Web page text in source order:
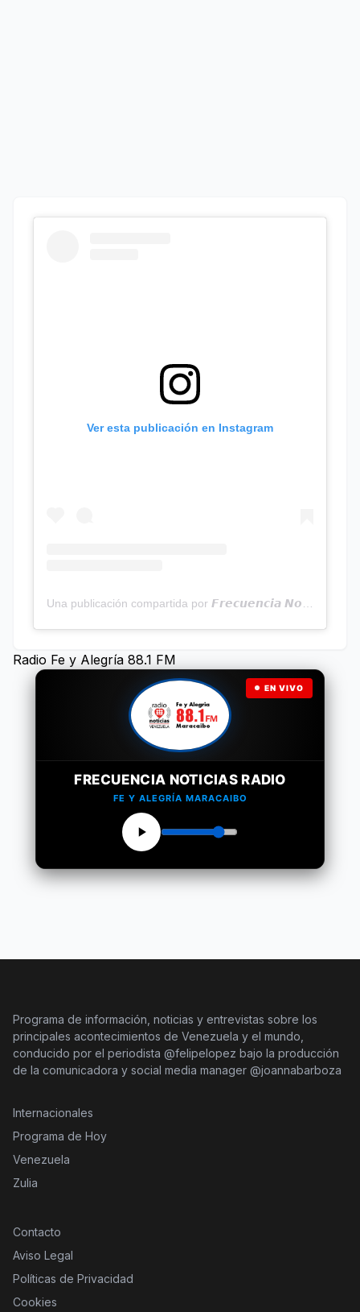
Ver esta publicación en Instagram
Radio Fe y Alegría 88.1 FM
EN VIVO
FRECUENCIA NOTICIAS RADIO
FE Y ALEGRÍA MARACAIBO
Programa de información, noticias y entrevistas sobre los
principales acontecimientos de Venezuela y el mundo,
conducido por el periodista @felipelopez bajo la producción
de la comunicadora y social media manager @joannabarboza
Internacionales
Programa de Hoy
Venezuela
Zulia
Contacto
Aviso Legal
Políticas de Privacidad
Cookies